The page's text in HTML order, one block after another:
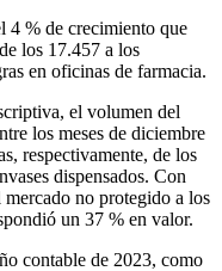
4 % de crecimiento que
los 17.457 a los
en oficinas de farmacia.
el volumen del
los meses de diciembre
respectivamente, de los
dispensados. Con
no protegido a los
un 37 % en valor.
contable de 2023, como